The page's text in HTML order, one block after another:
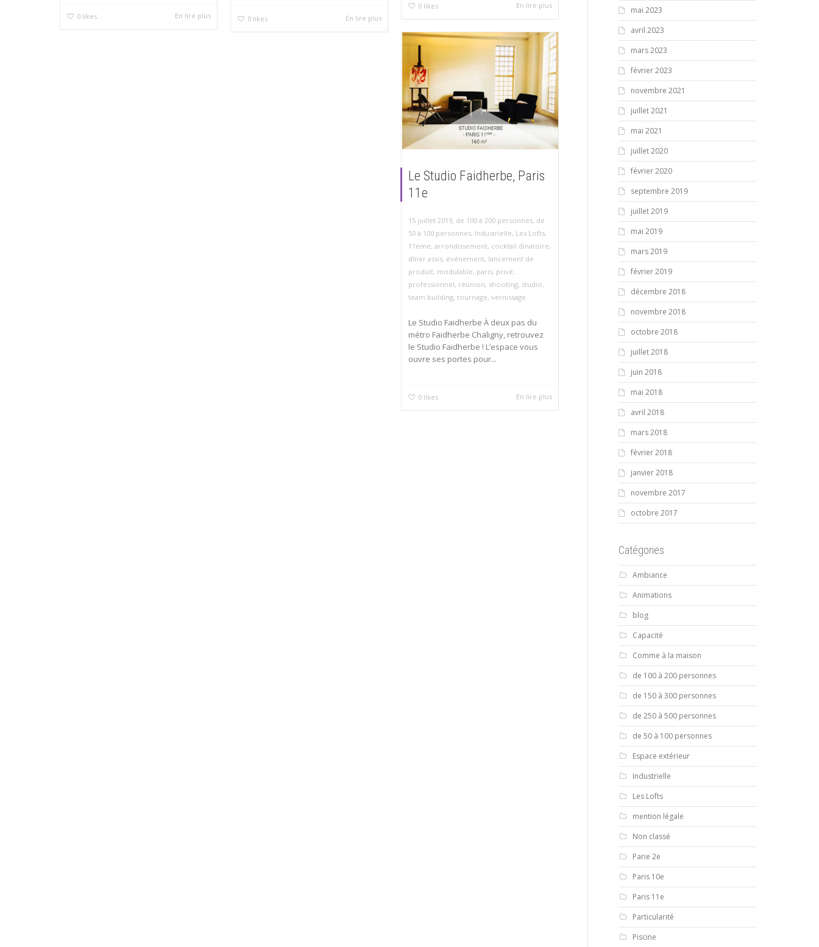
0 likes En lire plus
0 likes En lire plus
0 likes En lire plus
Le Studio Faidherbe, Paris
11e
15 juillet 2019, de 100 à 200 personnes, de
50 à 100 personnes, Industrielle, Les Lofts,
11eme, arrondissement, cocktail dinatoire,
dîner assis, événement, lancement de
produit, modulable, paris, privé,
professionnel, réunion, shooting, studio,
team building, tournage, vernissage
Le Studio Faidherbe À deux pas du
métro Faidherbe Chaligny, retrouvez
le Studio Faidherbe ! L’espace vous
ouvre ses portes pour...
0 likes En lire plus
mai 2023
avril 2023
mars 2023
février 2023
novembre 2021
juillet 2021
mai 2021
juillet 2020
février 2020
septembre 2019
juillet 2019
mai 2019
mars 2019
février 2019
décembre 2018
novembre 2018
octobre 2018
juillet 2018
juin 2018
mai 2018
avril 2018
mars 2018
février 2018
janvier 2018
novembre 2017
octobre 2017
Catégories
Ambiance
Animations
blog
Capacité
Comme à la maison
de 100 à 200 personnes
de 150 à 300 personnes
de 250 à 500 personnes
de 50 à 100 personnes
Espace extérieur
Industrielle
Les Lofts
mention légale
Non classé
Parie 2e
Paris 10e
Paris 11e
Particularité
Piscine